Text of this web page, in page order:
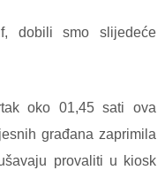
dobili smo slijedeće
oko 01,45 sati ova
građana zaprimila
provaliti u kiosk